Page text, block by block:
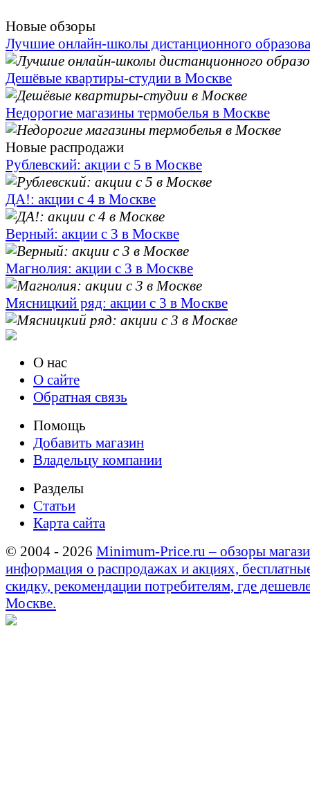
Новые обзоры
Лучшие онлайн-школы дистанционного
Дешёвые квартиры-студии в Москве
Недорогие магазины термобелья в Москве
Новые распродажи
Рублевский: акции с 5 в Москве
ДА!: акции с 4 в Москве
Верный: акции с 3 в Москве
Магнолия: акции с 3 в Москве
Мясницкий ряд: акции с 3 в Москве
О нас
О сайте
Обратная связь
Помощь
Добавить магазин
Владельцу компании
Разделы
Статьи
Карта сайта
© 2004 - 2026 Minimum-Price.ru – обзоры
информация о распродажах и акциях,
скидку, рекомендации потребителям, где
Москве.